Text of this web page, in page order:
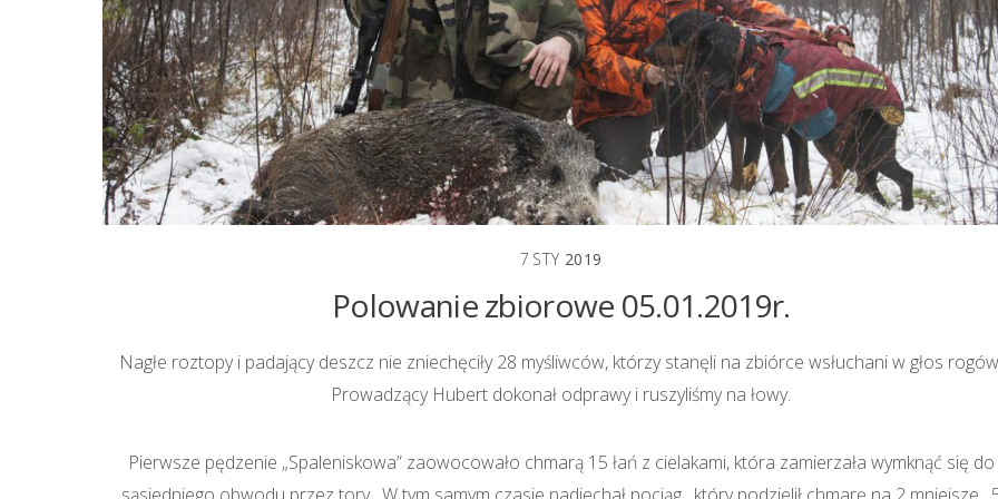
7 STY 2019
Polowanie zbiorowe 05.01.2019r.
Nagłe roztopy i padający deszcz nie zniechęciły 28 myśliwców, którzy stanęli na zbiórce wsłuchani w głos
Prowadzący Hubert dokonał odprawy i ruszyliśmy na łowy.
Pierwsze pędzenie „Spaleniskowa” zaowocowało chmarą 15 łań z cielakami, która zamierzała wymknąć się do